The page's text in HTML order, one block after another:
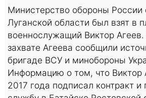
Министерство обороны России
Луганской области был взят в
военнослужащий Виктор
захвате Агеева сообщили
бригаде ВСУ и минобороны
Информацию о том, что Виктор
2017 года подписал контракт